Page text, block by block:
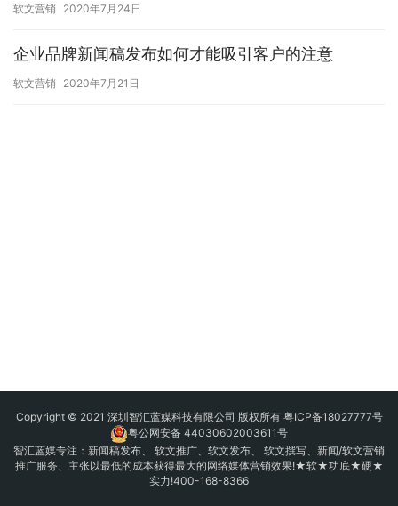
软文营销 2020年7月24日
企业品牌新闻稿发布如何才能吸引客户的注意
软文营销 2020年7月21日
Copyright © 2021 深圳智汇蓝媒科技有限公司 版权所有 粤ICP备18027777号
粤公网安备 44030602003611号
智汇蓝媒专注： 新闻稿发布、 软文推广、 软文发布、 软文撰写、新闻/软文营销
推广服务、主张以最低的成本获得最大的网络媒体营销效果!★软★功底★硬★
实力!400-168-8366